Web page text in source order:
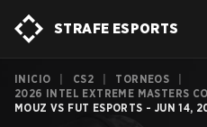
STRAFE ESPORTS
INICIO CS2 TORNEOS
2026 INTEL EXTREME MASTERS
MOUZ VS FUT ESPORTS - JUN 14,